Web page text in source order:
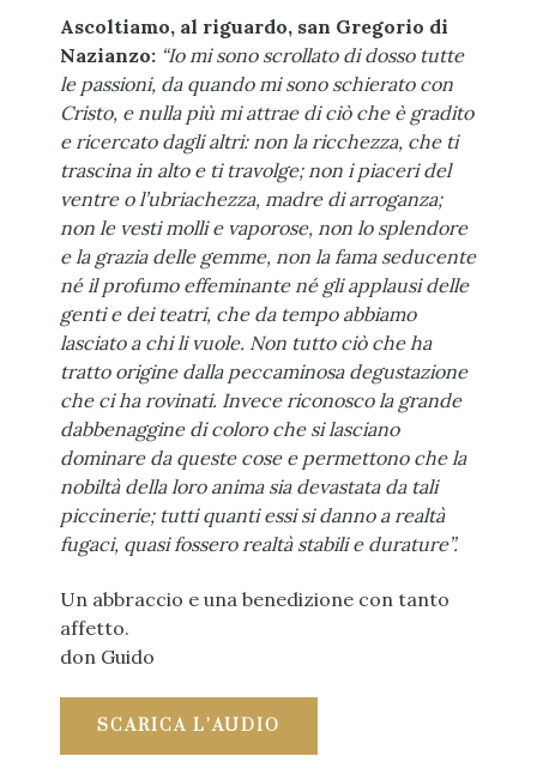
Ascoltiamo, al riguardo, san Gregorio di
Nazianzo: “Io mi sono scrollato di dosso tutte
le passioni, da quando mi sono schierato con
Cristo, e nulla più mi attrae di ciò che è gradito
e ricercato dagli altri: non la ricchezza, che ti
trascina in alto e ti travolge; non i piaceri del
ventre o l’ubriachezza, madre di arroganza;
non le vesti molli e vaporose, non lo splendore
e la grazia delle gemme, non la fama seducente
né il profumo effeminante né gli applausi delle
genti e dei teatri, che da tempo abbiamo
lasciato a chi li vuole. Non tutto ciò che ha
tratto origine dalla peccaminosa degustazione
che ci ha rovinati. Invece riconosco la grande
dabbenaggine di coloro che si lasciano
dominare da queste cose e permettono che la
nobiltà della loro anima sia devastata da tali
piccinerie; tutti quanti essi si danno a realtà
fugaci, quasi fossero realtà stabili e durature”.
Un abbraccio e una benedizione con tanto
affetto.
don Guido
SCARICA L’AUDIO